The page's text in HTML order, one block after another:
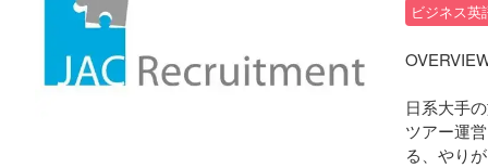
ビジネス英
日系大手
ツアー運
る、やり